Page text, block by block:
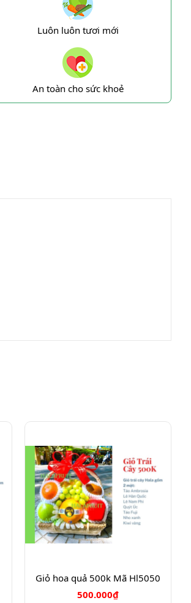
Luôn luôn tươi mới
An toàn cho sức khoẻ
Giỏ hoa quả 500k Mã Hl5050
500.000₫